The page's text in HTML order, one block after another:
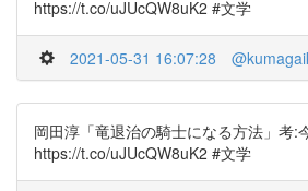
https://t.co/uJUcQW8uK2 #文学
2021-05-31 16:07:28
岡田淳「竜退治の騎士になる方法」考:
https://t.co/uJUcQW8uK2 #文学